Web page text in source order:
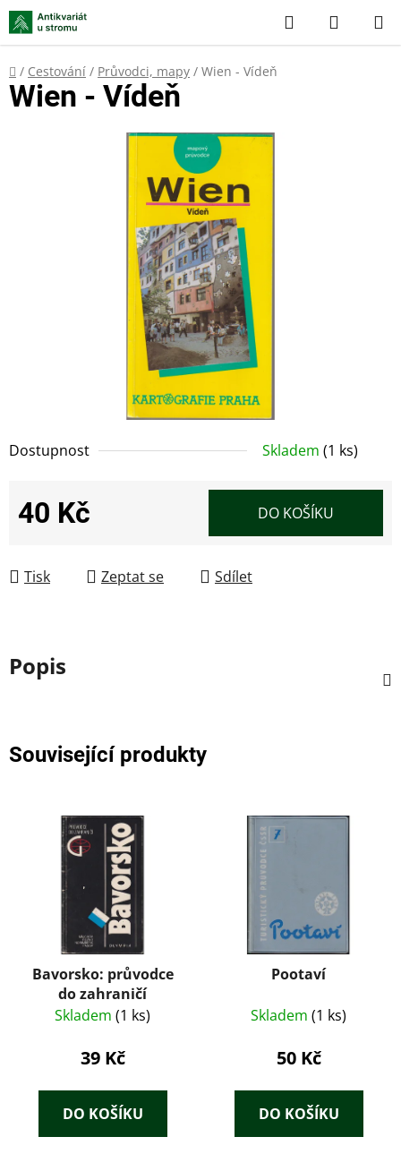
Přejít
na
obsah
Hledat
KOŠÍK
Domů
/ Cestování / Průvodci, mapy / Wien - Vídeň
Dostupnost Skladem (1 ks)
40 Kč DO KOŠÍKU
Tisk Zeptat se Sdílet
Wien - Vídeň
Popis
Související produkty
Bavorsko: průvodce
do zahraničí
Skladem (1 ks)
39 Kč
DO KOŠÍKU
Pootaví
Skladem (1 ks)
50 Kč
DO KOŠÍKU